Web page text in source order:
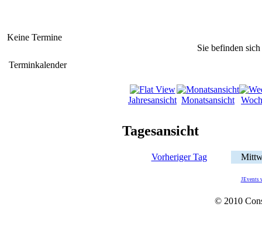
Keine Termine
Sie befinden
Terminkalender
Jahresansicht Monatsansicht
Tagesansicht
Vorheriger Tag
JEvents
© 2010